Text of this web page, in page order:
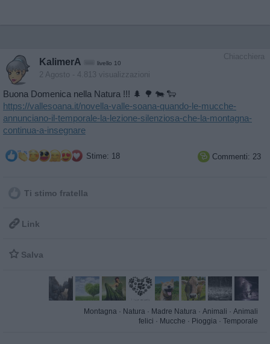
Chiacchiera
KalimerA livello 10
2 Agosto - 4.813 visualizzazioni
Buona Domenica nella Natura !!! 🌲 🌳 🐄 🐑
https://vallesoana.it/novella-valle-soana-quando-le-mucche-
annunciano-il-temporale-la-lezione-silenziosa-che-la-montagna-
continua-a-insegnare
Stime: 18  Commenti: 23
Ti stimo fratella
 Link
 Salva
Montagna · Natura · Madre Natura · Animali · Animali
felici · Mucche · Pioggia · Temporale